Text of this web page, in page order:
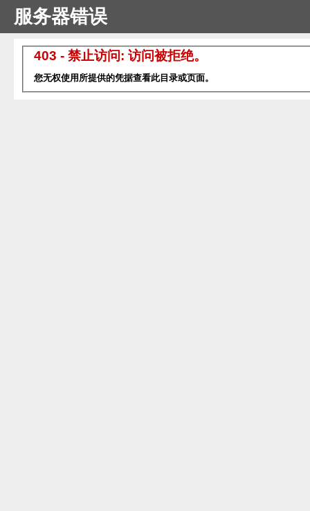
服务器错误
403 - 禁止访问: 访问被拒绝。
您无权使用所提供的凭据查看此目录或页面。